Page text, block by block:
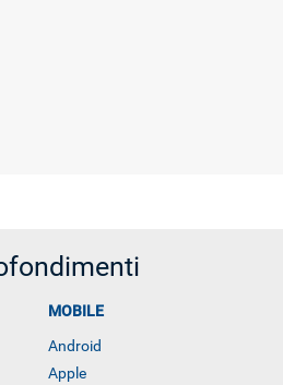
MOBILE
Android
Apple